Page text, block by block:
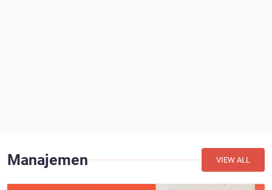
Manajemen VIEW ALL